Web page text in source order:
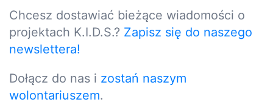
Chcesz dostawiać bieżące wiadomości o
projektach K.I.D.S.? Zapisz się do naszego
newslettera!
Dołącz do nas i zostań naszym
wolontariuszem.